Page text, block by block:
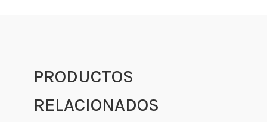
PRODUCTOS
RELACIONADOS